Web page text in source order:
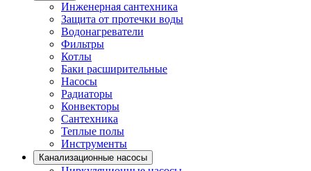
Инженерная сантехника
Защита от протечки воды
Водонагреватели
Фильтры
Котлы
Баки расширительные
Насосы
Радиаторы
Конвекторы
Сантехника
Теплые полы
Инструменты
Канализационные насосы